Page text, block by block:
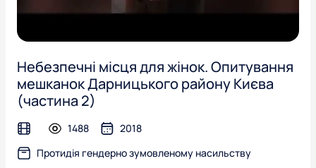
Небезпечні місця для жінок. Опитування
мешканок Дарницького району Києва
(частина 2)
video 1488
2018
Протидія гендерно зумовленому насильству